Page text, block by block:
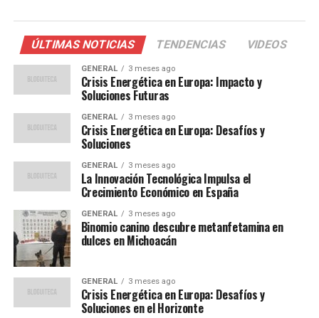
climáticos tradicionales, lo que afecta directamente al
sector agrícola. Las temperaturas más altas aceleran la
evaporación del agua, reduciendo la disponibilidad de
recursos hídricos para el riego. Esto es especialmente
problemático en regiones como Andalucía y Castilla-La
Mancha, donde la agricultura depende en gran medida
del riego.
Un estudio realizado por la Universidad de Córdoba
indica que si las tendencias actuales continúan, la
producción de aceitunas podría disminuir hasta un 30%
“La adaptación es crucial para la
supervivencia del sector”,afirma el profesor Juan
García, experto en climatología agrícola.
Respuestas y Adaptaciones del
Sector Agrícola
ÚLTIMAS NOTICIAS TENDENCIAS VIDEOS
GENERAL 3 meses ago
Crisis Energética en Europa: Impacto y
Soluciones Futuras
GENERAL 3 meses ago
Crisis Energética en Europa: Desafíos y
Soluciones
GENERAL 3 meses ago
La Innovación Tecnológica Impulsa el
Crecimiento Económico en España
GENERAL 3 meses ago
Binomio canino descubre metanfetamina en
dulces en Michoacán
GENERAL 3 meses ago
Crisis Energética en Europa: Desafíos y
Soluciones en el Horizonte